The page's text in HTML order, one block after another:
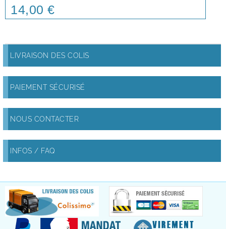
Price
14,00 €
LIVRAISON DES COLIS
PAIEMENT SÉCURISÉ
NOUS CONTACTER
INFOS / FAQ